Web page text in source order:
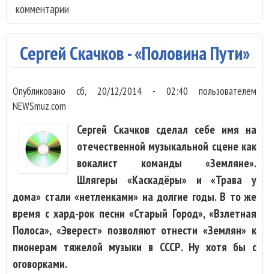
комментарии
Сергей Скачков - «Половина Пути»
Опубликованосб, 20/12/2014 - 02:40 пользователем
NEWSmuz.com
Сергей Скачков сделал себе имя на
отечественной музыкальной сцене как
вокалист команды «Земляне».
Шлягеры «Каскадёры» и «Трава у
дома» стали «нетленками» на долгие годы. В то же
время с хард-рок песни «Старый Город», «Взлетная
Полоса», «Эверест» позволяют отнести «Землян» к
пионерам тяжелой музыки в СССР. Ну хотя бы с
оговорками.